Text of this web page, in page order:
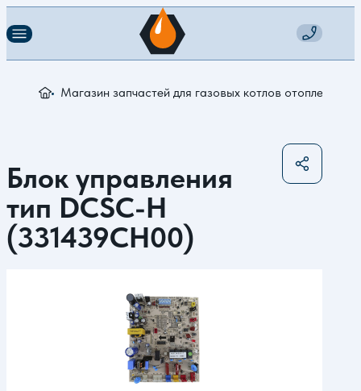
Магазин запчастей для газовых котлов отопления
Блок управления
тип DCSC-H
(331439CH00)